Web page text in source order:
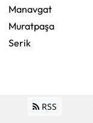
Manavgat
Muratpaşa
Serik
RSS